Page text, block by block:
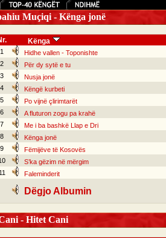
Muçiqi - Kënga jonë
Kënga
1 Hidhe vallen - Toponishte
2
Për dy sytë e tu
3
Nusja jonë
4
Këngë kurbeti
5
Po vijnë çlirimtarët
6
A fluturon zogu pa krahë
7
Me i ba bashkë Llap e Dri
8
Kënga jonë
9
Fëmijëve të Kosovës
S’ka gëzim në mërgim
11
Faleminderit
Dëgjo Albumin
- Hitet Cani